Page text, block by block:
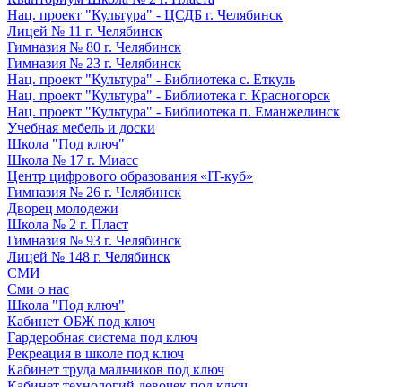
Нац. проект "Культура" - ЦСДБ г. Челябинск
Лицей № 11 г. Челябинск
Гимназия № 80 г. Челябинск
Гимназия № 23 г. Челябинск
Нац. проект "Культура" - Библиотека с. Еткуль
Нац. проект "Культура" - Библиотека г. Красногорск
Нац. проект "Культура" - Библиотека п. Еманжелинск
Учебная мебель и доски
Школа "Под ключ"
Школа № 17 г. Миасс
Центр цифрового образования «IT-куб»
Гимназия № 26 г. Челябинск
Дворец молодежи
Школа № 2 г. Пласт
Гимназия № 93 г. Челябинск
Лицей № 148 г. Челябинск
СМИ
Сми о нас
Школа "Под ключ"
Кабинет ОБЖ под ключ
Гардеробная система под ключ
Рекреация в школе под ключ
Кабинет труда мальчиков под ключ